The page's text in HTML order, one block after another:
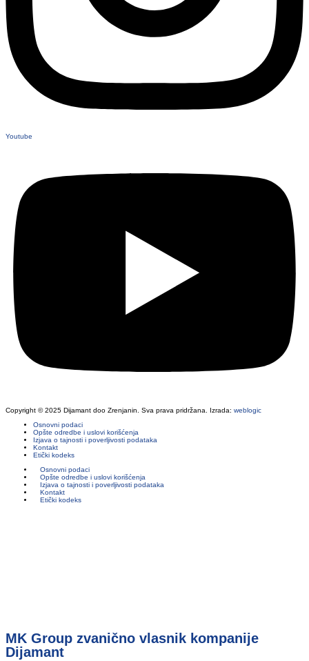
Youtube
Copyright © 2025 Dijamant doo Zrenjanin. Sva prava pridržana. Izrada: weblogic
Osnovni podaci
Opšte odredbe i uslovi korišćenja
Izjava o tajnosti i poverljivosti podataka
Kontakt
Etički kodeks
Osnovni podaci
Opšte odredbe i uslovi korišćenja
Izjava o tajnosti i poverljivosti podataka
Kontakt
Etički kodeks
MK Group zvanično vlasnik kompanije
Dijamant